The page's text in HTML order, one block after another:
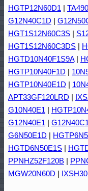
HGTP12N60D1 |
G12N40C1D |
HGT1S12N60C3S |
HGT1S12N60C3DS |
HGTD10N40F1S9A|
HGTP10N40F1D |
HGTP10N40E1D |
APT33GF120LRD |
G10N40E1 |
G12N40E1 | G12N40C1
G6N50E1D |
HGTD6N50E1S |
PPNHZ52F120B |
MGW20N60D |